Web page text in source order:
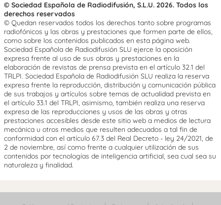
© Sociedad Española de Radiodifusión, S.L.U. 2026. Todos los
derechos reservados
© Quedan reservados todos los derechos tanto sobre programas
radiofónicos y las obras y prestaciones que formen parte de ellos,
como sobre los contenidos publicados en esta página web.
Sociedad Española de Radiodifusión SLU ejerce la oposición
expresa frente al uso de sus obras y prestaciones en la
elaboración de revistas de prensa prevista en el artículo 32.1 del
TRLPI. Sociedad Española de Radiodifusión SLU realiza la reserva
expresa frente la reproducción, distribución y comunicación pública
de sus trabajos y artículos sobre temas de actualidad prevista en
el artículo 33.1 del TRLPI, asimismo, también realiza una reserva
expresa de las reproducciones y usos de las obras y otras
prestaciones accesibles desde este sitio web a medios de lectura
mecánica u otros medios que resulten adecuados a tal fin de
conformidad con el artículo 67.3 del Real Decreto - ley 24/2021, de
2 de noviembre, así como frente a cualquier utilización de sus
contenidos por tecnologías de inteligencia artificial, sea cual sea su
naturaleza y finalidad.